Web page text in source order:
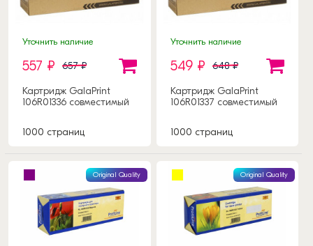
Уточнить наличие
557 ₽ 657 ₽
Картридж GalaPrint
106R01336 совместимый
1000 страниц
Уточнить наличие
549 ₽ 648 ₽
Картридж GalaPrint
106R01337 совместимый
1000 страниц
Original Quality Original Quality